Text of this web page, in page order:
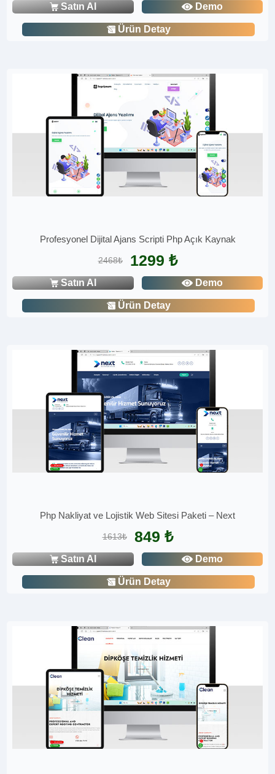
Satın Al Demo
Ürün Detay
Profesyonel Dijital Ajans Scripti Php Açık Kaynak
2468₺ 1299 ₺
Satın Al Demo
Ürün Detay
Php Nakliyat ve Lojistik Web Sitesi Paketi – Next
1613₺ 849 ₺
Satın Al Demo
Ürün Detay